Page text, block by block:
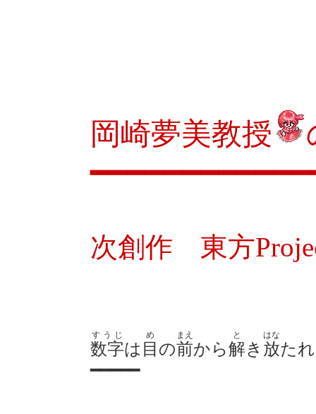
岡崎夢美教授
次創作 東方
数字
すうじ
は 目
め
の前
まえ
から解
と
き 放
はな
た
━━━━━